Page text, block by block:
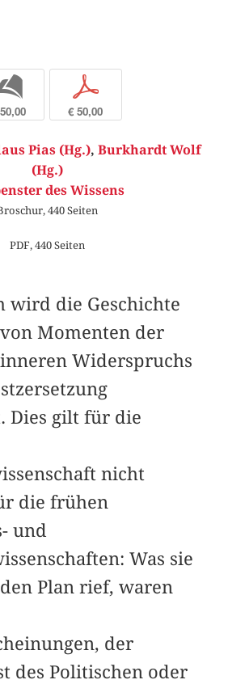
p
€ 50,00
Pias (Hg.), Burkhardt Wolf
(Hg.)
des Wissens
440 Seiten
PDF, 440 Seiten
wird die Geschichte
Momenten der
Widerspruchs
Dies gilt für die
nicht
die frühen
und
Was sie
Plan rief, waren
der
des Politischen oder